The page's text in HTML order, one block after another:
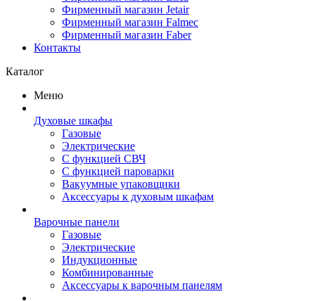
Фирменный магазин Jetair
Фирменный магазин Falmec
Фирменный магазин Faber
Контакты
Каталог
Меню
Духовые шкафы
Газовые
Электрические
С функцией СВЧ
С функцией пароварки
Вакуумные упаковщики
Аксессуары к духовым шкафам
Варочные панели
Газовые
Электрические
Индукционные
Комбинированные
Аксессуары к варочным панелям